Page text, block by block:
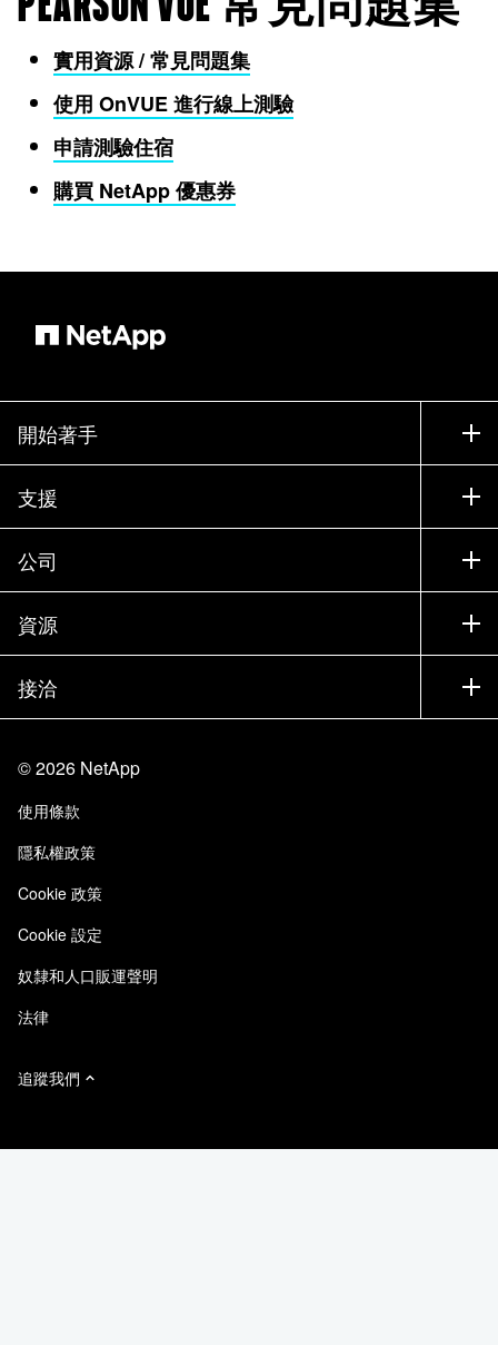
實用資源 / 常見問題集
使用 OnVUE 進行線上測驗
申請測驗住宿
購買 NetApp 優惠券
開始著手
如何購買
聯絡銷售人員
尋找合作夥伴
試用產品
執行簡報
產品（依英文字母順序排列）
支援
支援
訓練
說明文件
知識庫
社群
公司
公司
合作夥伴
工作機會
信任中心
責任與永續
品質認證
NetApp Instaclustr
資源
新聞
活動
部落格
客戶使用經驗
客戶成功案例
接洽
網站意見反應
存取性
電子郵件訂閱
©2026 NetApp
使用條款
隱私權政策
Cookie 政策
Cookie 設定
奴隸和人口販運聲明
法律
追蹤我們